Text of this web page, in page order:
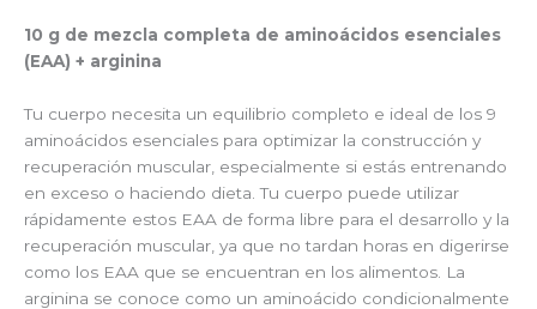
10 g de mezcla completa de aminoácidos esenciales
(EAA) + arginina
Tu cuerpo necesita un equilibrio completo e ideal de los 9
aminoácidos esenciales para optimizar la construcción y
recuperación muscular, especialmente si estás entrenando
en exceso o haciendo dieta. Tu cuerpo puede utilizar
rápidamente estos EAA de forma libre para el desarrollo y la
recuperación muscular, ya que no tardan horas en digerirse
como los EAA que se encuentran en los alimentos. La
arginina se conoce como un aminoácido condicionalmente